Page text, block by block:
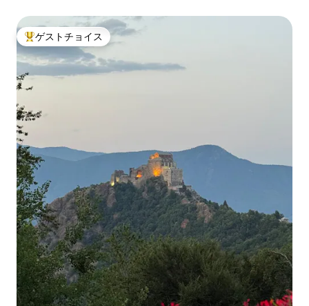
大好評のゲストチョイスです。
ゲストチョイス